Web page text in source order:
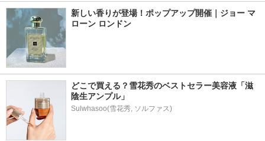
新しい香りが登場！ポップアップ開催｜ジョー マ
ローン ロンドン
どこで買える？雪花秀のベストセラー美容液「滋
陰生アンプル」
Sulwhasoo(雪花秀, ソルファス)